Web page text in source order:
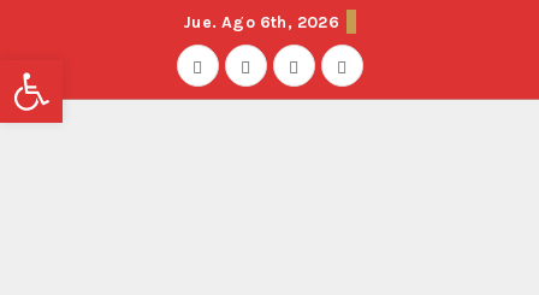
Jue. Ago 6th, 2026
Abrir barra de herramientas